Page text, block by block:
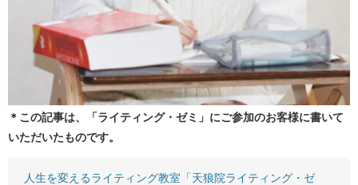
＊この記事は、「ライティング・ゼミ」にご参加のお客様に書いて
いただいたものです。
人生を変えるライティング教室「天狼院ライティング・ゼ